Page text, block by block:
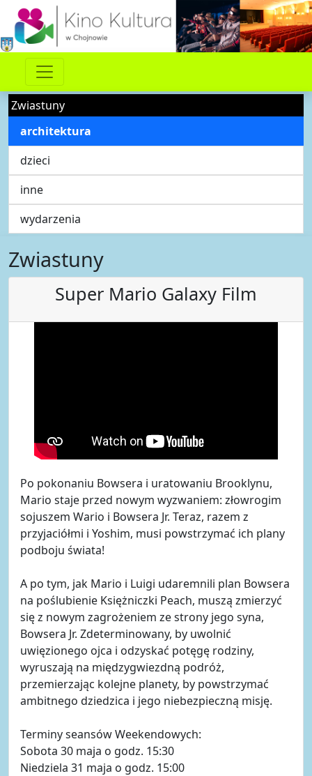
Zwiastuny
architektura
dzieci
inne
wydarzenia
Zwiastuny
Super Mario Galaxy Film
Po pokonaniu Bowsera i uratowaniu Brooklynu,
Mario staje przed nowym wyzwaniem: złowrogim
sojuszem Wario i Bowsera Jr. Teraz, razem z
przyjaciółmi i Yoshim, musi powstrzymać ich plany
podboju świata!
A po tym, jak Mario i Luigi udaremnili plan Bowsera
na poślubienie Księżniczki Peach, muszą zmierzyć
się z nowym zagrożeniem ze strony jego syna,
Bowsera Jr. Zdeterminowany, by uwolnić
uwięzionego ojca i odzyskać potęgę rodziny,
wyruszają na międzygwiezdną podróż,
przemierzając kolejne planety, by powstrzymać
ambitnego dziedzica i jego niebezpieczną misję.
Terminy seansów Weekendowych:
Sobota 30 maja o godz. 15:30
Niedziela 31 maja o godz. 15:00